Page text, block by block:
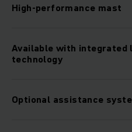
High-performance mast
Available with integrated
technology
Optional assistance